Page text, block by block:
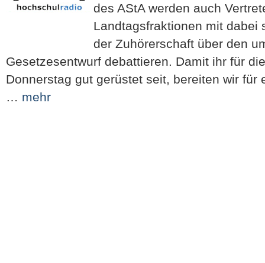
des AStA werden auch
Landtagsfraktionen mit dabei
der Zuhörerschaft über den
Gesetzesentwurf debattieren. Damit ihr für
Donnerstag gut gerüstet seit, bereiten wir für
… mehr